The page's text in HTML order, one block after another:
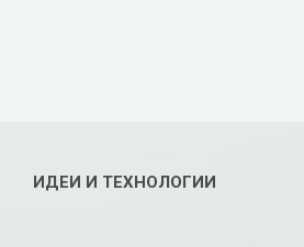
ИДЕИ И ТЕХНОЛОГИИ